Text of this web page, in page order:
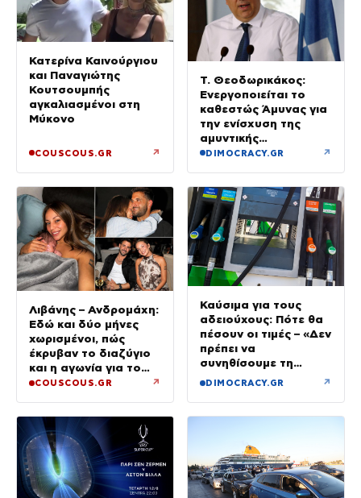
Κατερίνα Καινούργιου
και Παναγιώτης
Κουτσουμπής
αγκαλιασμένοι στη
Μύκονο
COUSCOUS.GR ↗
Τ. Θεοδωρικάκος:
Ενεργοποιείται το
καθεστώς Άμυνας για
την ενίσχυση της
αμυντικής
βιομηχανίας
DIMOCRACY.GR ↗
Λιβάνης – Ανδρομάχη:
Εδώ και δύο μήνες
χωρισμένοι, πώς
έκρυβαν το διαζύγιο
και η αγωνία για το
παιδί
COUSCOUS.GR ↗
Καύσιμα για τους
αδειούχους: Πότε θα
πέσουν οι τιμές – «Δεν
πρέπει να
συνηθίσουμε τη
βενζίνη στα 2 ευρώ»
DIMOCRACY.GR ↗